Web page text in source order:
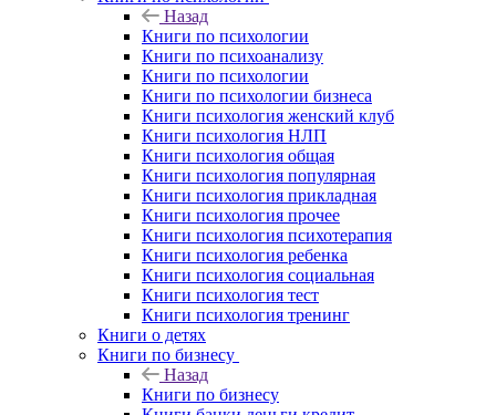
Назад
Книги по психологии
Книги по психоанализу
Книги по психологии
Книги по психологии бизнеса
Книги психология женский клуб
Книги психология НЛП
Книги психология общая
Книги психология популярная
Книги психология прикладная
Книги психология прочее
Книги психология психотерапия
Книги психология ребенка
Книги психология социальная
Книги психология тест
Книги психология тренинг
Книги о детях
Книги по бизнесу
Назад
Книги по бизнесу